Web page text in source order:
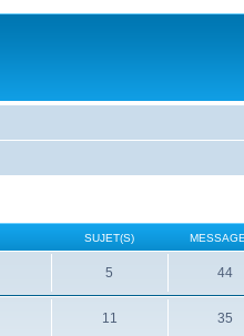
SUJET(S)
5 44
11 35